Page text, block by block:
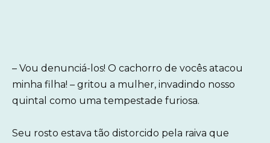
– Vou denunciá-los! O cachorro de vocês atacou
minha filha! – gritou a mulher, invadindo nosso
quintal como uma tempestade furiosa.
Seu rosto estava tão distorcido pela raiva que